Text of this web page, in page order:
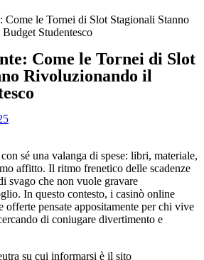
Come le Tornei di Slot Stagionali Stanno
Studentesco
Come le Tornei di Slot
Rivoluzionando il
sé una valanga di spese: libri, materiale,
affitto. Il ritmo frenetico delle scadenze
svago che non vuole gravare
In questo contesto, i casinò online
offerte pensate appositamente per chi vive
di coniugare divertimento e
su cui informarsi è il sito